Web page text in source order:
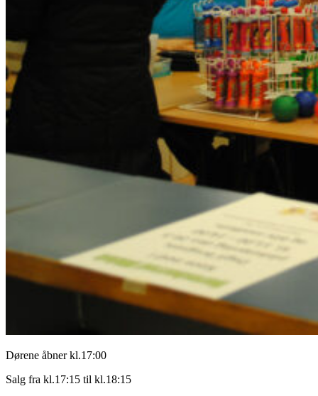
Dørene åbner kl.17:00
Salg fra kl.17:15 til kl.18:15